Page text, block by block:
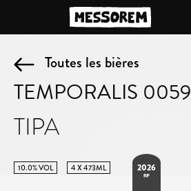
Toutes les bières
TEMPORALIS 0059
TIPA
10.0% VOL 4 X 473ML 2026
RIP